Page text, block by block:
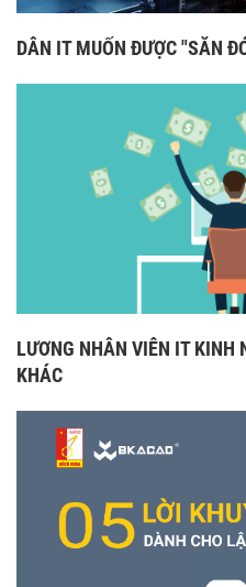
DÂN IT MUỐN ĐƯỢC "SĂN
LƯƠNG NHÂN VIÊN IT KINH
KHÁC